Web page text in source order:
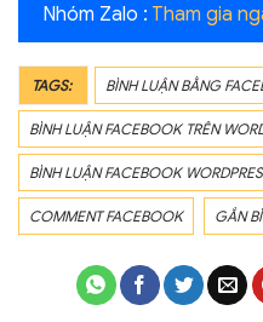
Nhóm Zalo : Tham gia
TAGS: BÌNH LUẬN BẰNG
BÌNH LUẬN FACEBOOK TRÊN
BÌNH LUẬN FACEBOOK
COMMENT FACEBOOK GẮN